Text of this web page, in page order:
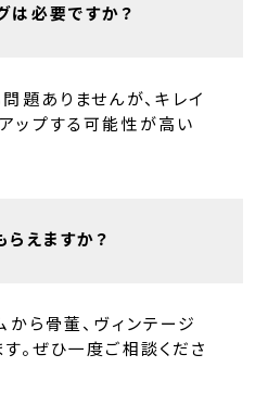
は必要ですか？
題ありませんが、キレイ
ップする可能性が高い
えますか？
から骨董、ヴィンテージ
。ぜひ一度ご相談くださ